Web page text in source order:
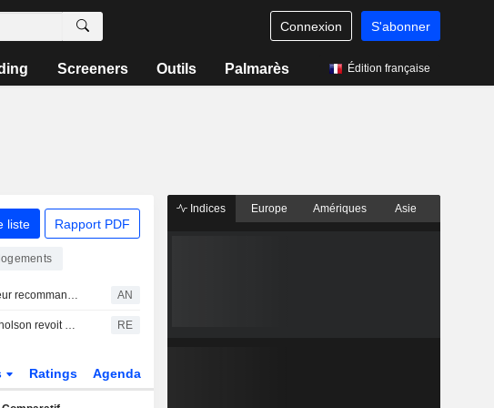
Connexion S'abonner
Screeners Outils Palmarès Édition française
liste Rapport PDF
Les courtiers abaissent leur recommandation sur Rotork à " conserver » suite au rachat par ABB AN
Royaume-Uni : Crest Nicholson revoit ses prévisions de bénéfices à la baisse face à l'incertitude économique RE
Ratings Agenda
Indices Europe Amériques Asie